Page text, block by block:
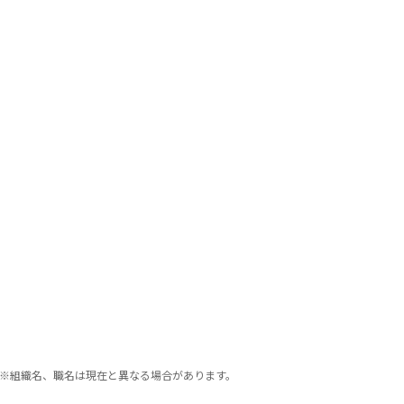
※組織名、職名は現在と異なる場合があります。